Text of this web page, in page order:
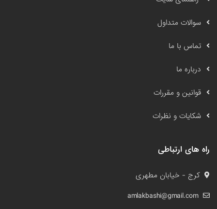
سوالات متداول
تماس با ما
درباره ما
قوانین و مقررات
شکایات و نظرات
راه های ارتباطی
کرج - خیابان مطهری
amlakbashi@gmail.com